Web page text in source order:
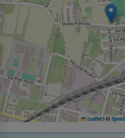
Leaflet | ©